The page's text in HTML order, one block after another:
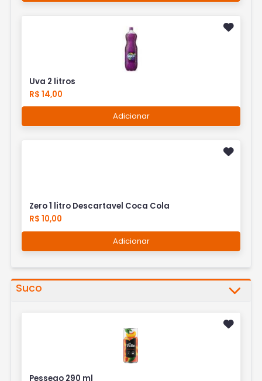
Uva 2 litros
R$ 14,00
Adicionar
Zero 1 litro Descartavel Coca Cola
R$ 10,00
Adicionar
Suco
Pessego 290 ml